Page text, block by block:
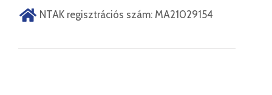
NTAK regisztrációs szám: MA21029154